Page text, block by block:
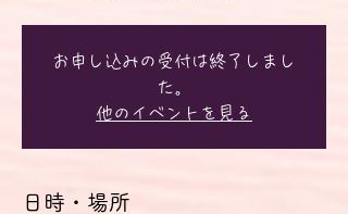
お申し込みの受付は終了しまし
た。
他のイベントを見る
日時・場所